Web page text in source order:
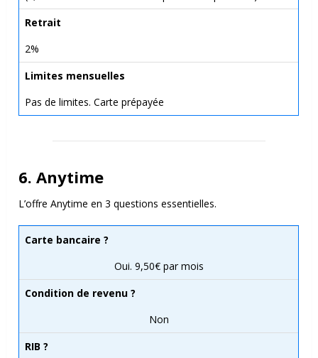
Retrait
2%
Limites mensuelles
Pas de limites. Carte prépayée
6. Anytime
L’offre Anytime en 3 questions essentielles.
Carte bancaire ?
Oui. 9,50€ par mois
Condition de revenu ?
Non
RIB ?